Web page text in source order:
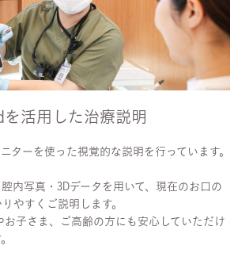
を活用した治療説明
ターを使った視覚的な説明を行っています。
内写真・3Dデータを用いて、現在のお口の
やすくご説明します。
子さま、ご高齢の方にも安心していただけ